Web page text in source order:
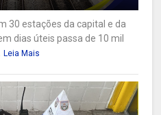
30 estações da capital e da
dias úteis passa de 10 mil
Leia Mais